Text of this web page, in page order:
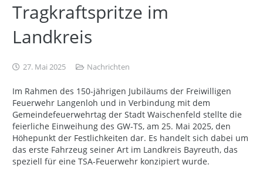
Tragkraftspritze im
Landkreis
27. Mai 2025 Nachrichten
Im Rahmen des 150-jährigen Jubiläums der Freiwilligen
Feuerwehr Langenloh und in Verbindung mit dem
Gemeindefeuerwehrtag der Stadt Waischenfeld stellte die
feierliche Einweihung des GW-TS, am 25. Mai 2025, den
Höhepunkt der Festlichkeiten dar. Es handelt sich dabei um
das erste Fahrzeug seiner Art im Landkreis Bayreuth, das
speziell für eine TSA-Feuerwehr konzipiert wurde.